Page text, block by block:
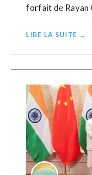
forfait de Rayan
LIRE LA SUITE →